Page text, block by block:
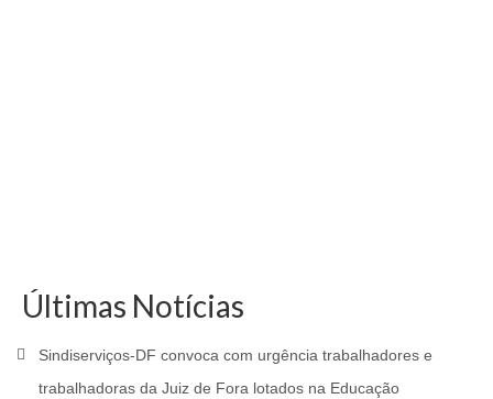
Últimas Notícias
Sindiserviços-DF convoca com urgência trabalhadores e
trabalhadoras da Juiz de Fora lotados na Educação